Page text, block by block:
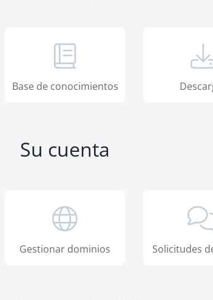
Base de conocimientos
Su cuenta
Gestionar dominios Solicitudes